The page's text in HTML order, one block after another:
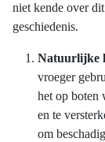
niet kende over
geschiedenis.
Natuurlijke
vroeger
het op boten
en te
om